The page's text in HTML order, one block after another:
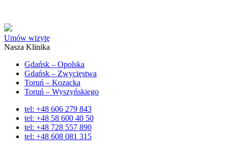
Umów wizytę
Nasza Klinika
Gdańsk – Opolska
Gdańsk – Zwycięstwa
Toruń – Kozacka
Toruń – Wyszyńskiego
tel: +48 606 279 843
tel: +48 58 600 40 50
tel: +48 728 557 890
tel: +48 608 081 315